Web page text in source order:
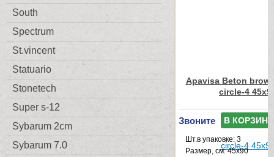
South
Spectrum
St.vincent
Statuario
Stonetech
Super s-12
Sybarum 2cm
Sybarum 7.0
Apavisa Beton
circle-4
Звоните В КОРЗИНУ
Шт.в упаковке: 3
Размер, см: 45x90